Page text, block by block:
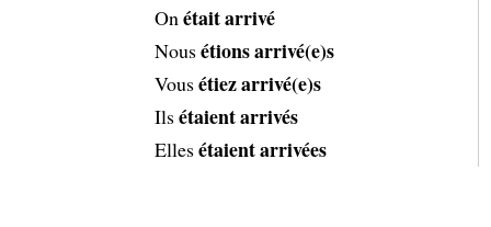
Onétait arrivé
Nousétions arrivé(e)s
Vousétiez arrivé(e)s
Ilsétaient arrivés
Ellesétaient arrivées